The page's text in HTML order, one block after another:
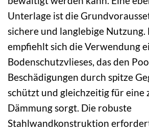
Unterlage ist die
sichere und langlebige
empfiehlt sich die Verwendung
Bodenschutzvlieses, das den
Beschädigungen durch spitze
schützt und gleichzeitig für eine
Dämmung sorgt. Die robuste
Stahlwandkonstruktion